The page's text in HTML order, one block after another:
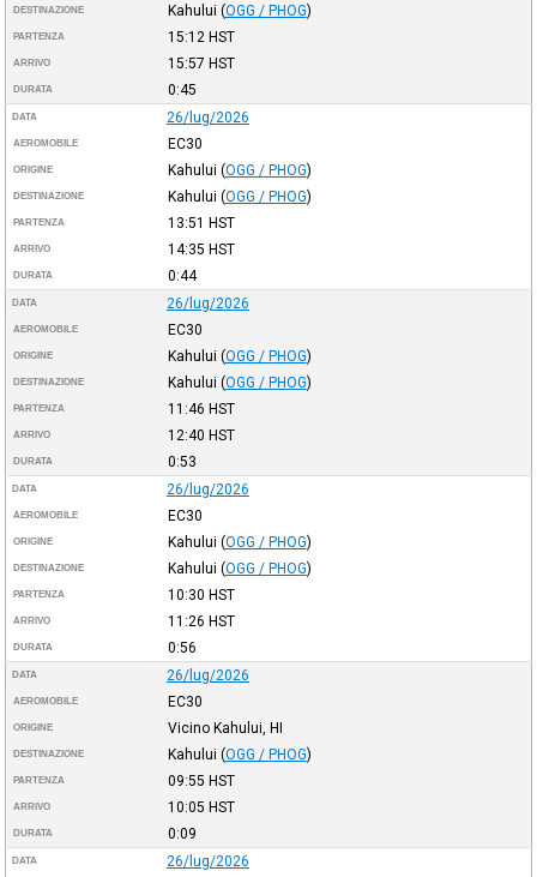
DESTINAZIONE Kahului (OGG / PHOG)
PARTENZA 15:12 HST
ARRIVO 15:57 HST
DURATA 0:45
DATA 26/lug/2026
AEROMOBILE EC30
ORIGINE Kahului (OGG / PHOG)
DESTINAZIONE Kahului (OGG / PHOG)
PARTENZA 13:51 HST
ARRIVO 14:35 HST
DURATA 0:44
DATA 26/lug/2026
AEROMOBILE EC30
ORIGINE Kahului (OGG / PHOG)
DESTINAZIONE Kahului (OGG / PHOG)
PARTENZA 11:46 HST
ARRIVO 12:40 HST
DURATA 0:53
DATA 26/lug/2026
AEROMOBILE EC30
ORIGINE Kahului (OGG / PHOG)
DESTINAZIONE Kahului (OGG / PHOG)
PARTENZA 10:30 HST
ARRIVO 11:26 HST
DURATA 0:56
DATA 26/lug/2026
AEROMOBILE EC30
ORIGINE Vicino Kahului, HI
DESTINAZIONE Kahului (OGG / PHOG)
PARTENZA 09:55 HST
ARRIVO 10:05 HST
DURATA 0:09
DATA 26/lug/2026